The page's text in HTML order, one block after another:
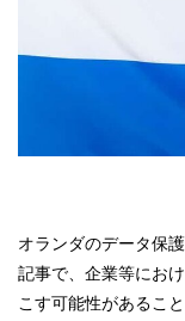
オランダのデータ保
記事で、企業等にお
こす可能性があるこ